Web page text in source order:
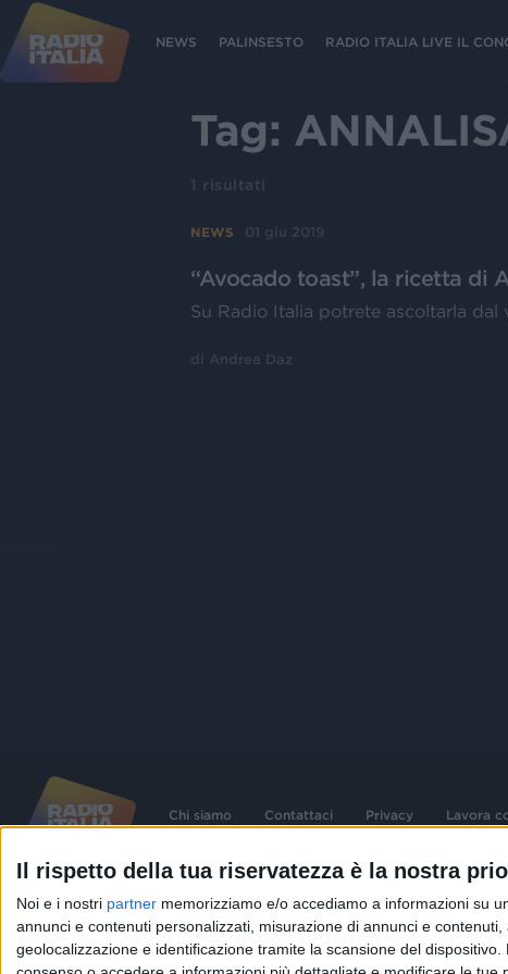
Il rispetto della tua riservatezza è la nostra
Noi e i nostri partner memorizziamo e/o accediamo a informazioni su
annunci e contenuti personalizzati, misurazione di annunci e
geolocalizzazione e identificazione tramite la scansione del
NEWS PALINSESTO RADIO ITALIA LIVE IL
Tag:
1 risultati
NEWS 01 giu 2019
“Avocado toast”, la ricetta di
Su Radio Italia potrete ascoltarla
di Andrea Daz
Chi siamo Contattaci Privacy Lavora
©2026RADIO ITALIA S.p.A. P.IVA 06832230152 | Tutti i diritti riservati. Per le
contenute nel sito sono stati assolti gli obblighi derivanti dalla normativa dei diritti
connessi.
Capitale Sociale € 580.000,00 interamente versato. Iscr. Reg. Imprese Milano -